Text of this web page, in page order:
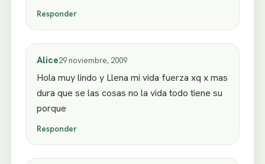
Responder
Alice29 noviembre, 2009
Hola muy lindo y Llena mi vida fuerza xq x mas
dura que se las cosas no la vida todo tiene su
porque
Responder